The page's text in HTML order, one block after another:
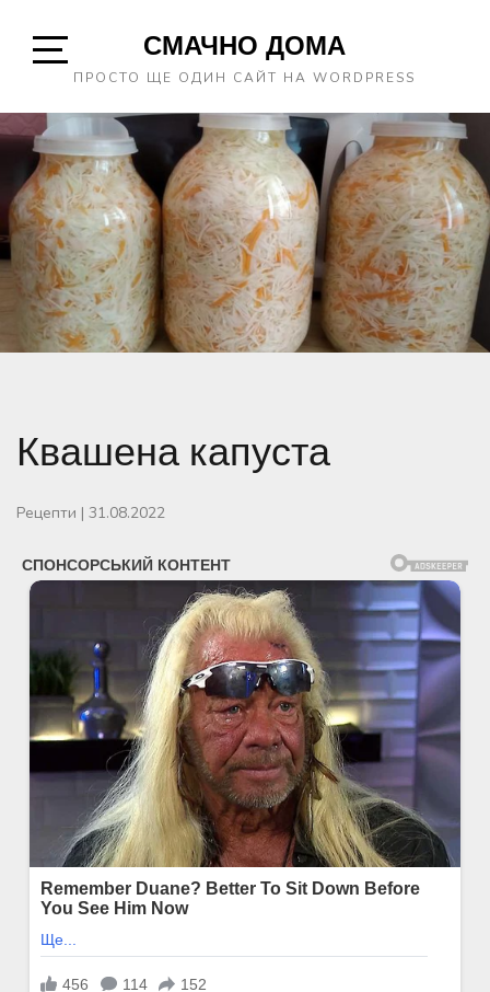
Open
Sidebar
СМАЧНО ДОМА
ПРОСТО ЩЕ ОДИН САЙТ НА WORDPRESS
Квашена капуста
Рецепти | 31.08.2022